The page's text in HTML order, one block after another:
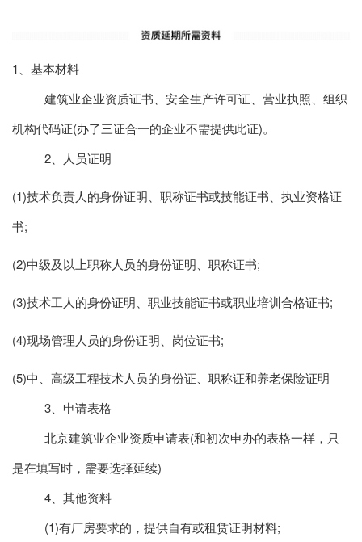
1、基本材料
建筑业企业资质证书、安全生产许可证、营业执照、组织
机构代码证(办了三证合一的企业不需提供此证)。
2、人员证明
(1)技术负责人的身份证明、职称证书或技能证书、执业资格证
书;
(2)中级及以上职称人员的身份证明、职称证书;
(3)技术工人的身份证明、职业技能证书或职业培训合格证书;
(4)现场管理人员的身份证明、岗位证书;
(5)中、高级工程技术人员的身份证、职称证和养老保险证明
3、申请表格
北京建筑业企业资质申请表(和初次申办的表格一样，只
是在填写时，需要选择延续)
4、其他资料
(1)有厂房要求的，提供自有或租赁证明材料;